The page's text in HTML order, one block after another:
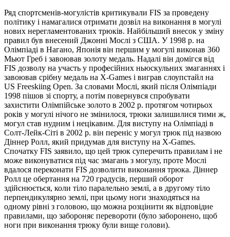
Ряд спортсменів-могулістів критикували FIS за проведену
політику і намагалися отримати дозвіл на виконання в могулі
нових нерегламентованих трюків. Найбільший внесок у зміну
правил був внесений Джонні Мослі з США. У 1998 р. на
Олімпіаді в Нагано, Японія він першим у могулі виконав 360
Мьют Греб і завоював золоту медаль. Надалі він домігся від
FIS дозволу на участь у професійних ньюскульних змаганнях і
завоював срібну медаль на X-Games і виграв слоупстайл на
US Freeskiing Open. За словами Мослі, який після Олімпіади
1998 пішов зі спорту, а потім повернувся спробувати
захистити Олімпійське золото в 2002 р. протягом чотирьох
років у могулі нічого не змінилося, трюки залишилися тими ж,
могул став нудним і нецікавим. Для виступу на Олімпіаді в
Солт-Лейк-Сіті в 2002 р. він переніс у могул трюк під назвою
Діннер Ролл, який придумав для виступу на X-Games.
Спочатку FIS заявило, що цей трюк суперечить правилам і не
може виконуватися під час змагань з могулу, проте Мослі
вдалося переконати FIS дозволити виконання трюка. Діннер
Ролл це обертання на 720 градусів, перший оборот
здійснюється, коли тіло паралельно землі, а в другому тіло
перпендикулярно землі, при цьому ноги знаходяться на
одному рівні з головою, що можна розцінити як відповідне
правилами, що забороняє перевороти (було заборонено, щоб
ноги при виконання трюку були вище голови).